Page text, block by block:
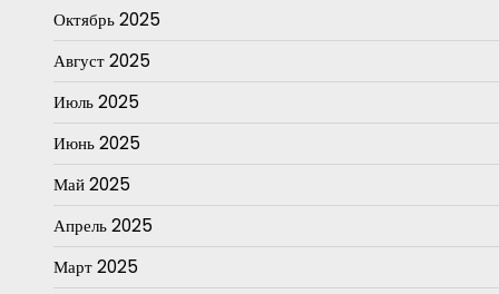
Октябрь 2025
Август 2025
Июль 2025
Июнь 2025
Май 2025
Апрель 2025
Март 2025